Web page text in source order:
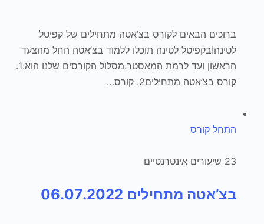
ברוכים הבאים לקורס בצ’אטה מתחילים של קפיטל
לטינה!בקפיטל לטינה תוכלו ללמוד בצ’אטה החל מהצעד
הראשון ועד לרמת המאסטר.מסלול הקורסים שלנו הוא:1.
קורס בצ’אטה מתחילים2. קורס…
התחל קורס
23 שיעורים אינטרנטיים
בצ’אטה מתחילים 06.07.2022